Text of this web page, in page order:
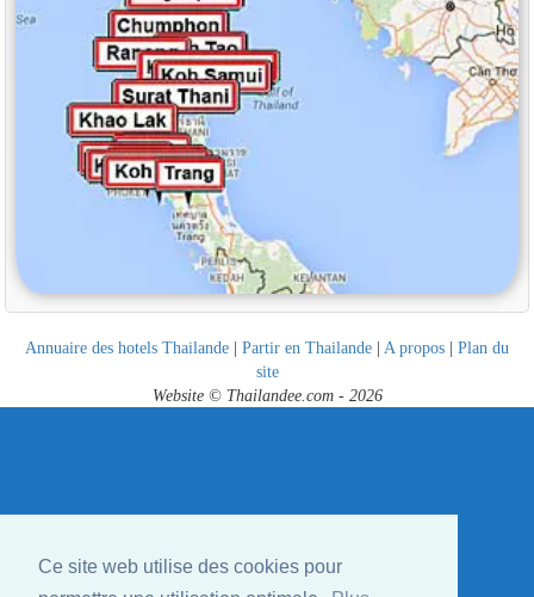
Ce site web utilise des cookies pour
Annuaire des hotels Thailande | Partir en Thailande | A propos | Plan du
site
Website © Thailandee.com - 2026